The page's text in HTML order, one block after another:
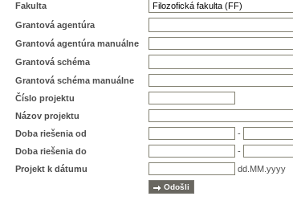
Fakulta
Grantová agentúra
Grantová agentúra manuálne
Grantová schéma
Grantová schéma manuálne
Číslo projektu
Názov projektu
Doba riešenia od
-
Doba riešenia do
-
Projekt k dátumu
dd.MM.yyyy